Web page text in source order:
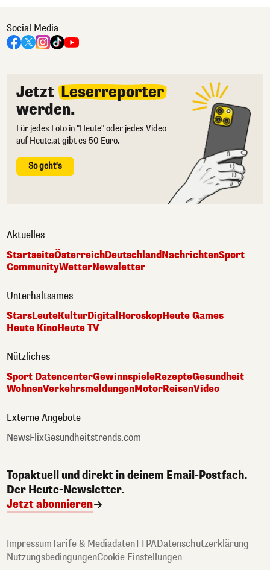
Social Media
Jetzt Leserreporter
werden.
Für jedes Foto in "Heute" oder jedes Video
auf Heute.at gibt es 50 Euro.
So geht's
Aktuelles
StartseiteÖsterreichDeutschlandNachrichtenSport
CommunityWetterNewsletter
Unterhaltsames
StarsLeuteKulturDigitalHoroskopHeute Games
Heute KinoHeute TV
Nützliches
Sport DatencenterGewinnspieleRezepteGesundheit
WohnenVerkehrsmeldungenMotorReisenVideo
Externe Angebote
NewsFlixGesundheitstrends.com
Topaktuell und direkt in deinem Email-Postfach.
Der Heute-Newsletter.
Jetzt abonnieren
ImpressumTarife & MediadatenTTPADatenschutzerklärung
NutzungsbedingungenCookie Einstellungen